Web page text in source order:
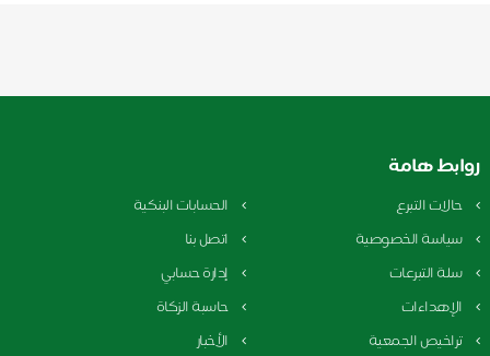
روابط هامة
حالات التبرع
الحسابات البنكية
سياسة الخصوصية
اتصل بنا
سلة التبرعات
إدارة حسابي
الإهداءات
حاسبة الزكاة
تراخيص الجمعية
الأخبار